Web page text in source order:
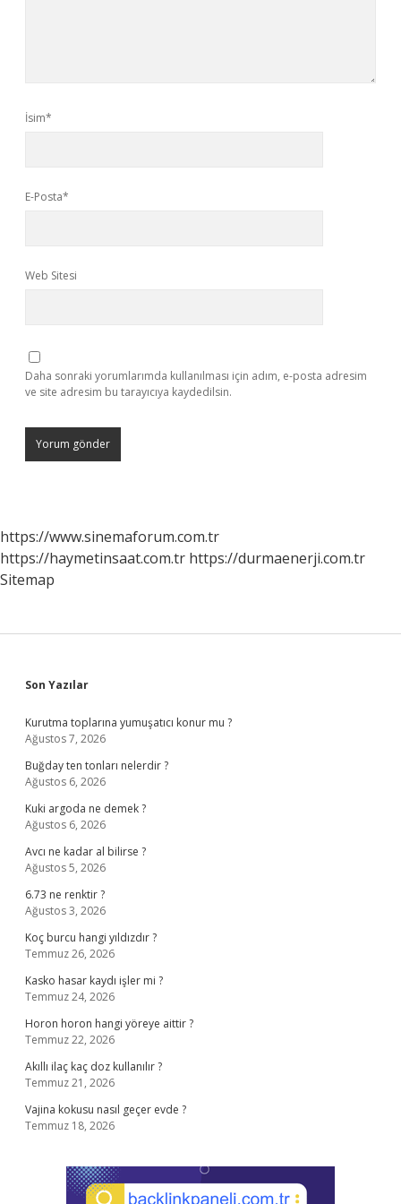
İsim*
E-Posta*
Web Sitesi
Daha sonraki yorumlarımda kullanılması için adım, e-posta adresim
ve site adresim bu tarayıcıya kaydedilsin.
https://www.sinemaforum.com.tr
https://haymetinsaat.com.tr https://durmaenerji.com.tr
Sitemap
Sidebar
Son Yazılar
Kurutma toplarına yumuşatıcı konur mu ?
Ağustos 7, 2026
Buğday ten tonları nelerdir ?
Ağustos 6, 2026
Kuki argoda ne demek ?
Ağustos 6, 2026
Avcı ne kadar al bilirse ?
Ağustos 5, 2026
6.73 ne renktir ?
Ağustos 3, 2026
Koç burcu hangi yıldızdır ?
Temmuz 26, 2026
Kasko hasar kaydı işler mi ?
Temmuz 24, 2026
Horon horon hangi yöreye aittir ?
Temmuz 22, 2026
Akıllı ilaç kaç doz kullanılır ?
Temmuz 21, 2026
Vajina kokusu nasıl geçer evde ?
Temmuz 18, 2026